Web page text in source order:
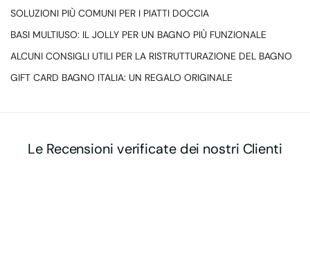
SOLUZIONI PIÙ COMUNI PER I PIATTI DOCCIA
BASI MULTIUSO: IL JOLLY PER UN BAGNO PIÙ FUNZIONALE
ALCUNI CONSIGLI UTILI PER LA RISTRUTTURAZIONE DEL BAGNO
GIFT CARD BAGNO ITALIA: UN REGALO ORIGINALE
Le Recensioni verificate dei nostri Clienti